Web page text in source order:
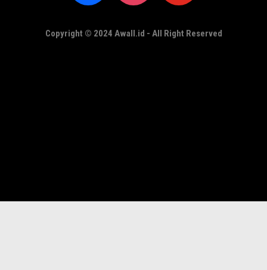
Copyright © 2024 Awall.id - All Right Reserved